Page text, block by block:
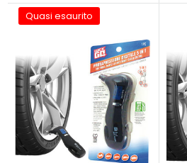
Quasi esaurito